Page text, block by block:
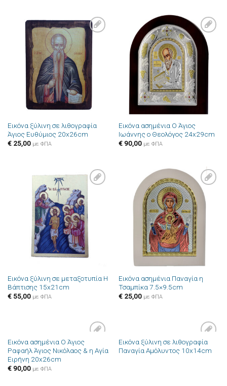
Πρόσθήκη
στην λίστα
επιθυμιών
Εικόνα ξύλινη σε λιθογραφία
Άγιος Ευθύμιος 20x26cm
€25,00 με ΦΠΑ
Πρόσθήκη
στην λίστα
επιθυμιών
Εικόνα ασημένια Ο Άγιος
Ιωάννης ο Θεολόγος 24x29cm
€90,00 με ΦΠΑ
Πρόσθήκη
στην λίστα
επιθυμιών
Εικόνα ξύλινη σε μεταξοτυπία Η
Βάπτισης 15x21cm
€55,00 με ΦΠΑ
Πρόσθήκη
στην λίστα
επιθυμιών
Εικόνα ασημένια Παναγία η
Τσαμπίκα 7.5×9.5cm
€25,00 με ΦΠΑ
Πρόσθήκη
στην λίστα
Εικόνα ασημένια Ο Άγιος
Ραφαήλ Άγιος Νικόλαος & η Αγία
Ειρήνη 20x26cm
€90,00 με ΦΠΑ
Πρόσθήκη
στην λίστα
Εικόνα ξύλινη σε λιθογραφία
Παναγία Αμόλυντος 10x14cm